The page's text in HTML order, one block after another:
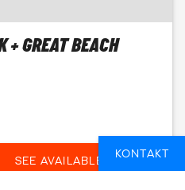
+ GREAT BEACH
SEE AVAILABLE DATES
KONTAKT